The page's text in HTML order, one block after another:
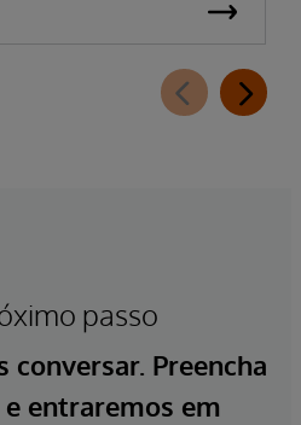
passo
conversar. Preencha
entraremos em